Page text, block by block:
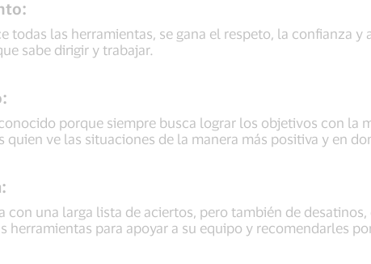
todas las herramientas, se gana el respeto, la confianza
sabe dirigir y trabajar.
porque siempre busca lograr los objetivos con la
quien ve las situaciones de la manera más positiva y en
con una larga lista de aciertos, pero también de
herramientas para apoyar a su equipo y recomendarles